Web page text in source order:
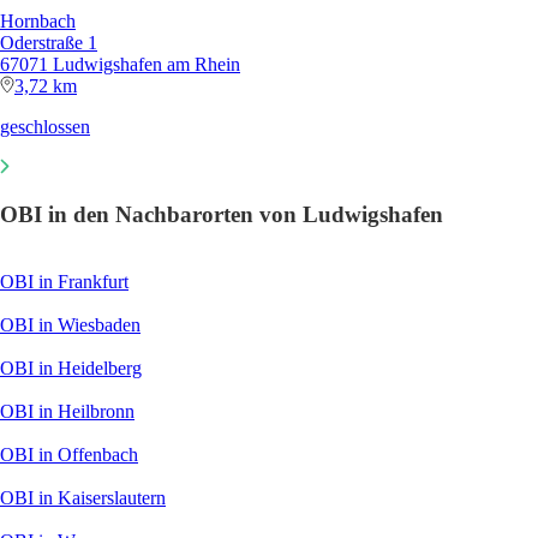
Hornbach
Oderstraße 1
67071 Ludwigshafen am Rhein
3,72 km
geschlossen
OBI in den Nachbarorten von Ludwigshafen
OBI in Frankfurt
OBI in Wiesbaden
OBI in Heidelberg
OBI in Heilbronn
OBI in Offenbach
OBI in Kaiserslautern